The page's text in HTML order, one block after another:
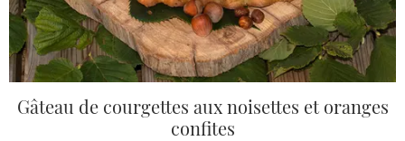
Gâteau de courgettes aux noisettes et oranges
confites